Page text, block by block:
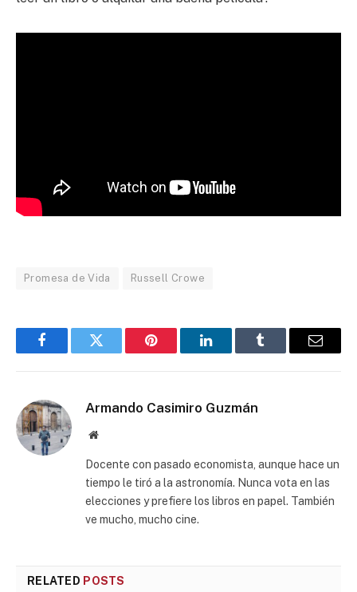
Promesa de Vida Russell Crowe
FacebookTwitter Pinterest LinkedInTumblr Email
Armando Casimiro Guzmán
Website
Docente con pasado economista, aunque hace un
tiempo le tiró a la astronomía. Nunca vota en las
elecciones y prefiere los libros en papel. También
ve mucho, mucho cine.
RELATED POSTS